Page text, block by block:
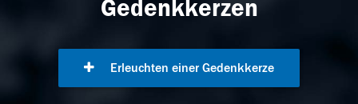
Gedenkkerzen
Erleuchten einer Gedenkkerze